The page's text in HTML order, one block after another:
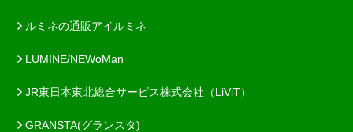
ルミネの通販アイルミネ
LUMINE/NEWoMan
JR東日本東北総合サービス株式会社（LiViT）
GRANSTA(グランスタ)